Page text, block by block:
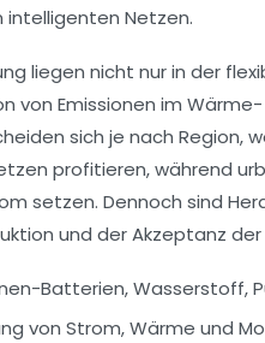
intelligenten Netzen.
liegen nicht nur in der
von Emissionen im
sich je nach Region,
profitieren, während
setzen. Dennoch sind
und der Akzeptanz
Batterien, Wasserstoff,
von Strom, Wärme und